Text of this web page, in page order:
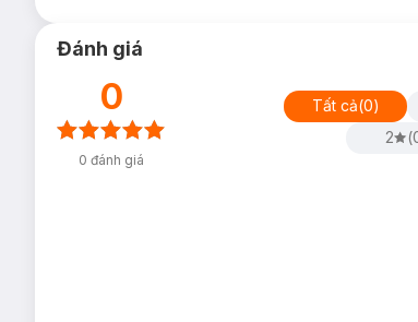
Đánh giá
0
0 đánh giá
Tất cả(0)
2
(